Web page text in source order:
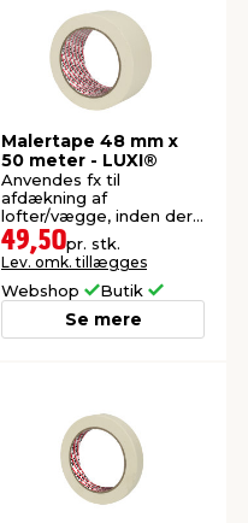
Malertape 48 mm x
50 meter - LUXI®
Anvendes fx til
afdækning af
lofter/vægge, inden der
skal males.
49,50pr. stk.
Lev. omk. tillægges
Webshop Butik
Se mere